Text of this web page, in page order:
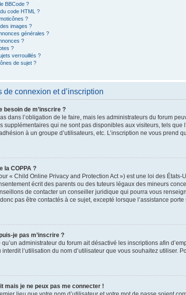
BBCode ?
code HTML ?
?
images ?
générales ?
?
?
verrouillés ?
de sujet ?
de connexion et d’inscription
besoin de m’inscrire ?
dans l’obligation de le faire, mais les administrateurs du forum
supplémentaires qui ne sont pas disponibles aux visiteurs, tels que
à un groupe d’utilisateurs, etc. L’inscription ne vous prend
la COPPA ?
« Child Online Privacy and Protection Act ») est une loi des
écrit des parents ou des tuteurs légaux des mineurs
de contacter un conseiller juridique qui pourra vous
pas être contactés à ce sujet, excepté lorsque l’assistance
je pas m’inscrire ?
qu’un administrateur du forum ait désactivé les inscriptions afin
interdit l’utilisation du nom d’utilisateur que vous souhaitez utiliser.
mais je ne peux pas me connecter !